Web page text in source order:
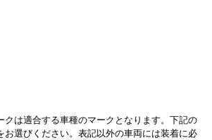
クは適合する車種のマークとなります。下記の
お選びください。表記以外の車両には装着に必